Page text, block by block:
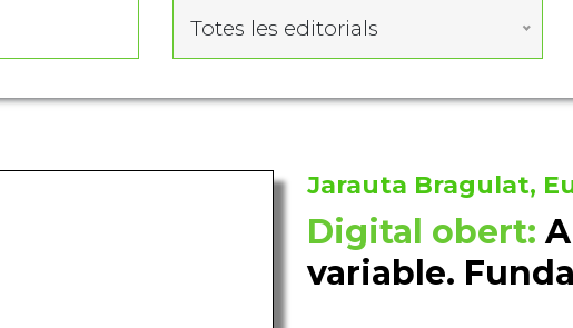
Totes les editorials
Jarauta Bragulat,
Digital obert:
variable.